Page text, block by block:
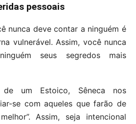
pessoais
nunca deve contar a ninguém é
vulnerável. Assim, você nunca
seus segredos mais
um Estoico, Sêneca nos
se com aqueles que farão de
Assim, seja intencional